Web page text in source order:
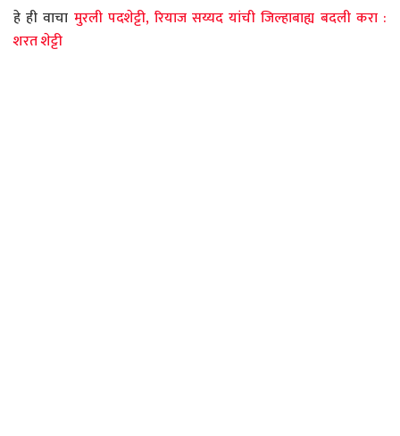
हे ही वाचा मुरली पदशेट्टी, रियाज सय्यद यांची जिल्हाबाह्य बदली करा :
शरत शेट्टी